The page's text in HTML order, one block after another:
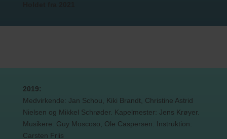
2019:
Medvirkende: Jan Schou, Kiki Brandt, Christine Astrid
Nielsen og Mikkel Schrøder. Kapelmester: Jens Krøyer.
Musikere: Guy Moscoso, Ole Caspersen. Instruktion:
Carsten Friis